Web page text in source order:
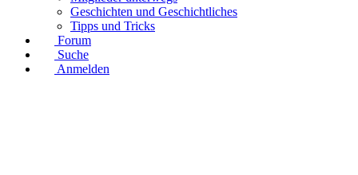
Geschichten und Geschichtliches
Tipps und Tricks
Forum
Suche
Anmelden